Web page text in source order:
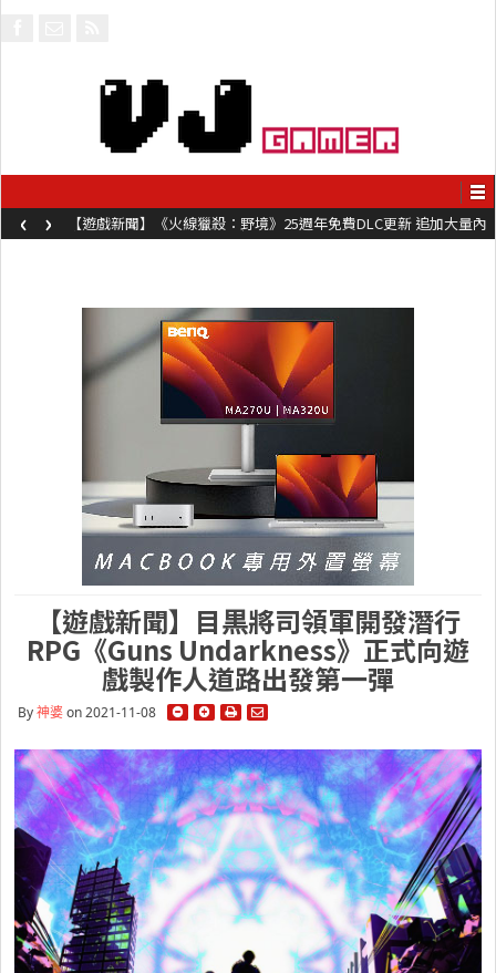
【遊戲新聞】《火線獵殺：野境》25週年免費DLC更新 追加大量內
容同時系舊作限時超平價折扣
‹ ›
【遊戲新聞】目黒將司領軍開發潛行
RPG《Guns Undarkness》正式向遊
戲製作人道路出發第一彈
By神婆on 2021-11-08